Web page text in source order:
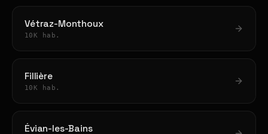
Vétraz-Monthoux
10K hab.
Fillière
10K hab.
Évian-les-Bains